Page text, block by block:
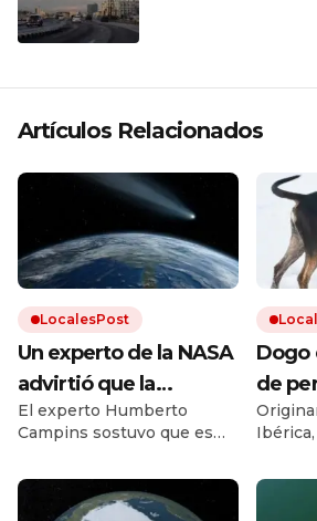
Artículos Relacionados
LocalesPost
Un experto de la NASA
advirtió que la
humanidad debe
prepararse para el
impacto de un
asteroide: «Volverá a
El experto Humberto
Campins sostuvo que es
de defensa planetaria para
evitar un fenómeno como
Dogo
de
en
está
de
cruces